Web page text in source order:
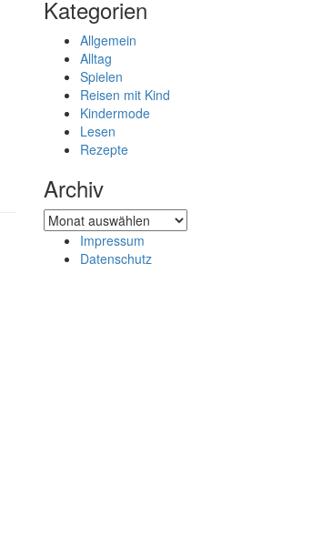
Kategorien
Allgemein
Alltag
Spielen
Reisen mit Kind
Kindermode
Lesen
Rezepte
Archiv
Archiv
Impressum
Datenschutz